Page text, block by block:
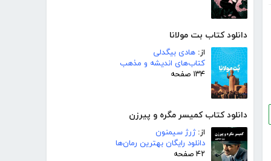
دانلود کتاب بت مولانا
از: هادی بیگدلی
کتاب‌های اندیشه و مذهب
۱۳۴ صفحه
دانلود کتاب کمیسر مگره و پیرزن
از:ژرژ سیمنون
دانلود رایگان بهترین رمان‌ها
۴۲ صفحه